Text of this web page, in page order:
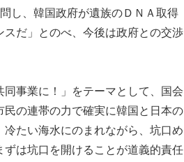
し、韓国政府が遺族のＤＮＡ取得
だ」とのべ、今後は政府との交渉
事業に！」をテーマとして、国会
の連帯の力で確実に韓国と日本の
たい海水にのまれながら、坑口め
は坑口を開けることが道義的責任